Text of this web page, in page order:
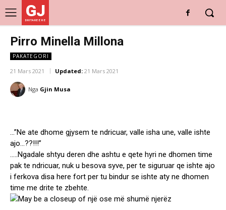
GJ
DRITARE E RE
Pirro Minella Millona
PAKATEGORI
21 Mars 2021 Updated: 21 Mars 2021
Nga Gjin Musa
…”Ne ate dhome gjysem te ndricuar, valle isha une, valle ishte
ajo…??!!!”
…..Ngadale shtyu deren dhe ashtu e qete hyri ne dhomen time
pak te ndricuar, nuk u besova syve, per te siguruar qe ishte ajo
i ferkova disa here fort per tu bindur se ishte aty ne dhomen
time me drite te zbehte.